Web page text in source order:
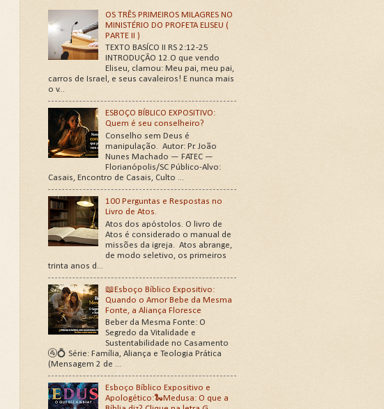
OS TRÊS PRIMEIROS MILAGRES NO
MINISTÉRIO DO PROFETA ELISEU (
PARTE II )
TEXTO BASÍCO II RS 2:12-25
INTRODUÇÃO 12.O que vendo
Eliseu, clamou: Meu pai, meu pai,
carros de Israel, e seus cavaleiros! E nunca mais
o v...
ESBOÇO BÍBLICO EXPOSITIVO:
Quem é seu conselheiro?
Conselho sem Deus é
manipulação. Autor: Pr. João
Nunes Machado — FATEC —
Florianópolis/SC Público-Alvo:
Casais, Encontro de Casais, Culto ...
100 Perguntas e Respostas no
Livro de Atos.
Atos dos apóstolos. O livro de
Atos é considerado o manual de
missões da igreja. Atos abrange,
de modo seletivo, os primeiros
trinta anos d...
📖Esboço Bíblico Expositivo:
Quando o Amor Bebe da Mesma
Fonte, a Aliança Floresce
Beber da Mesma Fonte: O
Segredo da Vitalidade e
Sustentabilidade no Casamento
🚰💍 Série: Família, Aliança e Teologia Prática
(Mensagem 2 de ...
Esboço Bíblico Expositivo e
Apologético:🐍Medusa: O que a